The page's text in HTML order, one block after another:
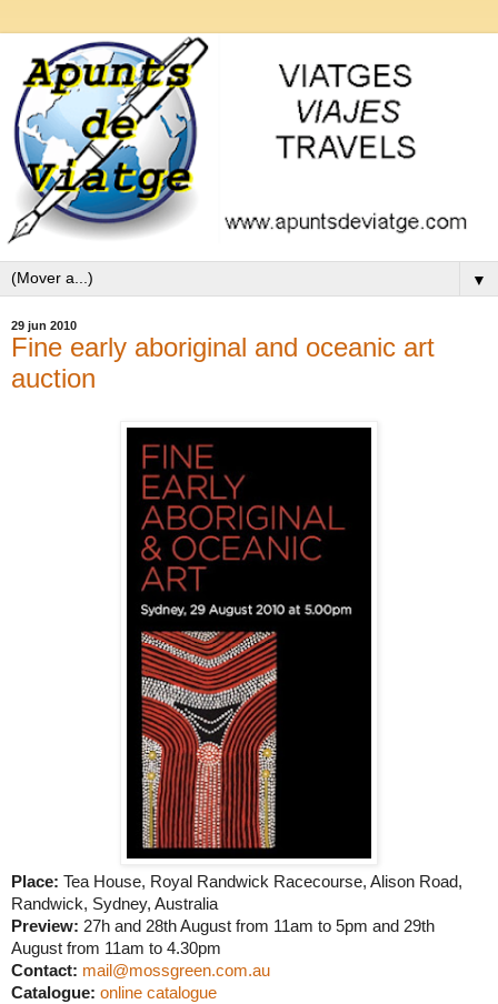
▼
29 jun 2010
Fine early aboriginal and oceanic art
auction
Place: Tea House, Royal Randwick Racecourse, Alison Road,
Randwick, Sydney, Australia
Preview: 27h and 28th August from 11am to 5pm and 29th
August from 11am to 4.30pm
Contact: mail@mossgreen.com.au
Catalogue: online catalogue